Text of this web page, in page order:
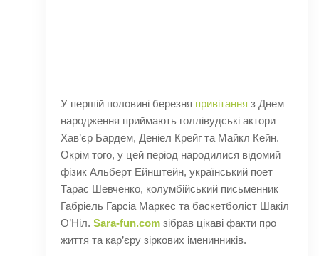
У першій половині березня привітання з Днем
народження приймають голлівудські актори
Хав’єр Бардем, Деніел Крейг та Майкл Кейн.
Окрім того, у цей період народилися відомий
фізик Альберт Ейнштейн, український поет
Тарас Шевченко, колумбійський письменник
Габріель Гарсіа Маркес та баскетболіст Шакіл
О’Ніл. Sara-fun.com зібрав цікаві факти про
життя та кар’єру зіркових іменинників.